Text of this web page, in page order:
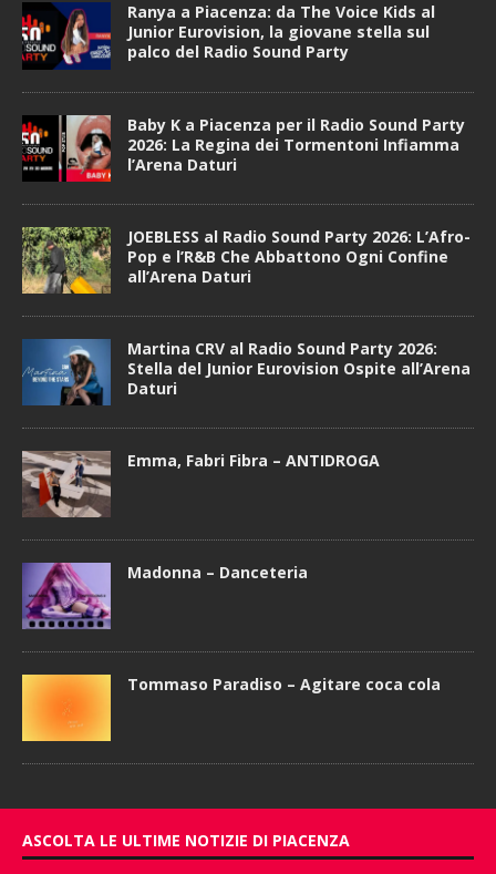
Ranya a Piacenza: da The Voice Kids al
Junior Eurovision, la giovane stella sul
palco del Radio Sound Party
Baby K a Piacenza per il Radio Sound Party
2026: La Regina dei Tormentoni Infiamma
l’Arena Daturi
JOEBLESS al Radio Sound Party 2026: L’Afro-
Pop e l’R&B Che Abbattono Ogni Confine
all’Arena Daturi
Martina CRV al Radio Sound Party 2026:
Stella del Junior Eurovision Ospite all’Arena
Daturi
Emma, Fabri Fibra – ANTIDROGA
Madonna – Danceteria
Tommaso Paradiso – Agitare coca cola
ASCOLTA LE ULTIME NOTIZIE DI PIACENZA